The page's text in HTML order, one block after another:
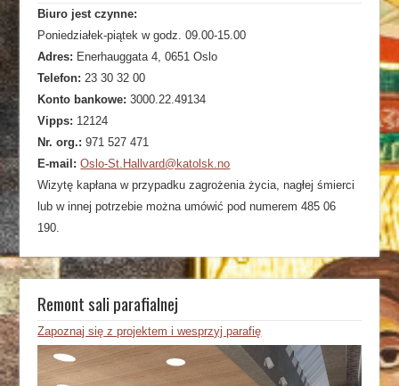
Biuro jest czynne:
Poniedziałek-piątek w godz. 09.00-15.00
Adres: Enerhauggata 4, 0651 Oslo
Telefon: 23 30 32 00
Konto bankowe: 3000.22.49134
Vipps: 12124
Nr. org.: 971 527 471
E-mail: Oslo-St.Hallvard@katolsk.no
Wizytę kapłana w przypadku zagrożenia życia, nagłej śmierci
lub w innej potrzebie można umówić pod numerem 485 06
190.
Remont sali parafialnej
Zapoznaj się z projektem i wesprzyj parafię